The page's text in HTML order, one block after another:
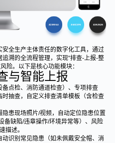
全生产主体责任的数字化工具，通过
溯的全流程管理，实现“排查-上报-整
险。以下是核心功能模块：
与智能上报
点检、消防通道检查）、专项排查
时抽查，自定义排查清单模板（含检查
患现场照片/视频，自动定位隐患位置
备缺陷/违章操作/环境异常等）、风险
描述。
识别常见隐患（如未佩戴安全帽、消